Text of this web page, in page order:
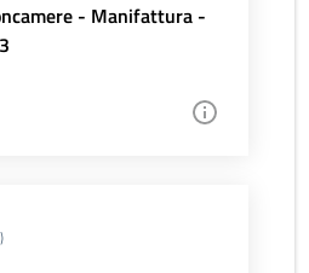
- Manifattura -